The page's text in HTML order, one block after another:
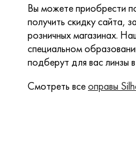
Вы можете приобрести
получить скидку сайта,
розничных магазинах.
специальном
подберут для вас линзы
Смотреть всеоправы